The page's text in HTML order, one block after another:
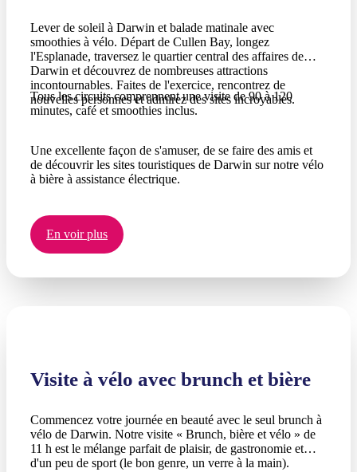
Lever de soleil à Darwin et balade matinale avec
smoothies à vélo. Départ de Cullen Bay, longez
l'Esplanade, traversez le quartier central des affaires de
Darwin et découvrez de nombreuses attractions
incontournables. Faites de l'exercice, rencontrez de
nouvelles personnes et admirez des sites incroyables.
Tous les circuits comprennent une visite de 90 à 120
minutes, café et smoothies inclus.
Une excellente façon de s'amuser, de se faire des amis et
de découvrir les sites touristiques de Darwin sur notre vélo
à bière à assistance électrique.
En voir plus
Visite à vélo avec brunch et bière
Commencez votre journée en beauté avec le seul brunch à
vélo de Darwin. Notre visite « Brunch, bière et vélo » de
11 h est le mélange parfait de plaisir, de gastronomie et
d'un peu de sport (le bon genre, un verre à la main).